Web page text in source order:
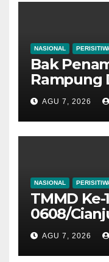
NASIONAL
Bak
Rampung
Progres
129
Mencapai
AGU 7, 2026
NASIONAL
TMMD
0608/
Penuh
Bapak
AGU 7, 2026